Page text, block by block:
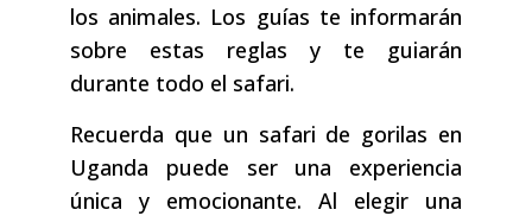
los animales. Los guías te informarán
sobre estas reglas y te guiarán
durante todo el safari.
Recuerda que un safari de gorilas en
Uganda puede ser una experiencia
única y emocionante. Al elegir una